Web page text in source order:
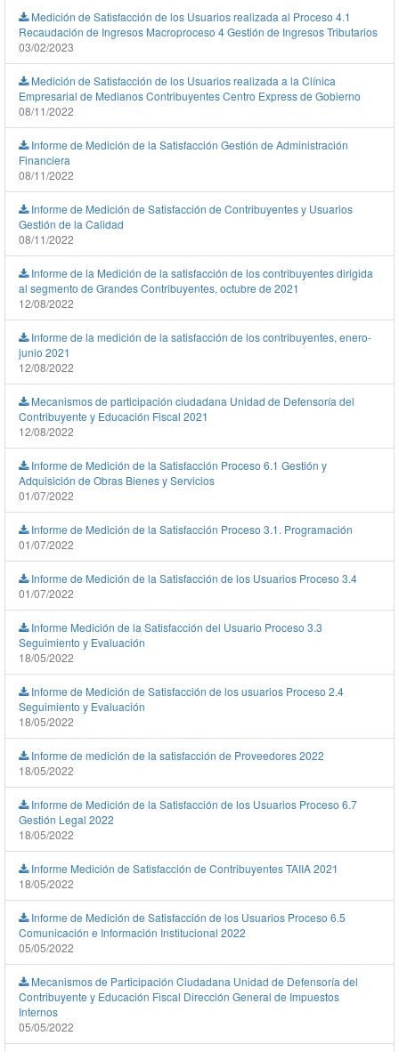
Medición de Satisfacción de los Usuarios realizada al Proceso 4.1
Recaudación de Ingresos Macroproceso 4 Gestión de Ingresos Tributarios
03/02/2023
Medición de Satisfacción de los Usuarios realizada a la Clínica
Empresarial de Medianos Contribuyentes Centro Express de Gobierno
08/11/2022
Informe de Medición de la Satisfacción Gestión de Administración
Financiera
08/11/2022
Informe de Medición de Satisfacción de Contribuyentes y Usuarios
Gestión de la Calidad
08/11/2022
Informe de la Medición de la satisfacción de los contribuyentes dirigida
al segmento de Grandes Contribuyentes, octubre de 2021
12/08/2022
Informe de la medición de la satisfacción de los contribuyentes, enero-
junio 2021
12/08/2022
Mecanismos de participación ciudadana Unidad de Defensoría del
Contribuyente y Educación Fiscal 2021
12/08/2022
Informe de Medición de la Satisfacción Proceso 6.1 Gestión y
Adquisición de Obras Bienes y Servicios
01/07/2022
Informe de Medición de la Satisfacción Proceso 3.1. Programación
01/07/2022
Informe de Medición de la Satisfacción de los Usuarios Proceso 3.4
01/07/2022
Informe Medición de la Satisfacción del Usuario Proceso 3.3
Seguimiento y Evaluación
18/05/2022
Informe de Medición de Satisfacción de los usuarios Proceso 2.4
Seguimiento y Evaluación
18/05/2022
Informe de medición de la satisfacción de Proveedores 2022
18/05/2022
Informe de Medición de la Satisfacción de los Usuarios Proceso 6.7
Gestión Legal 2022
18/05/2022
Informe Medición de Satisfacción de Contribuyentes TAIIA 2021
18/05/2022
Informe de Medición de Satisfacción de los Usuarios Proceso 6.5
Comunicación e Información Institucional 2022
05/05/2022
Mecanismos de Participación Ciudadana Unidad de Defensoría del
Contribuyente y Educación Fiscal Dirección General de Impuestos
Internos
05/05/2022